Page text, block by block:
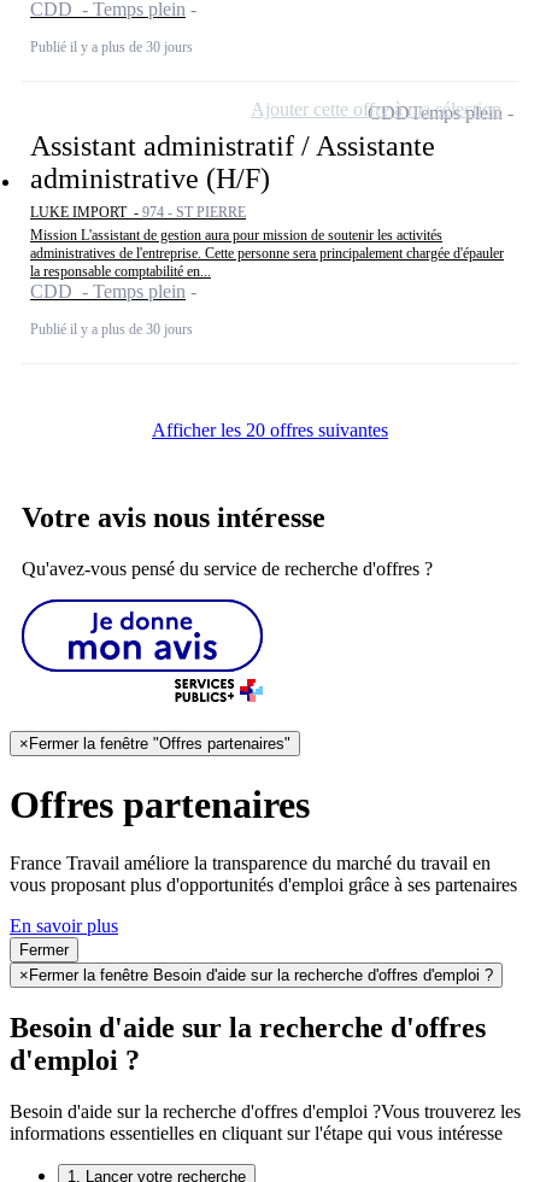
CDD - Temps plein
Publié il y a plus de 30 jours
Assistant administratif / Assistante
administrative (H/F)
LUKE IMPORT - 974 - ST PIERRE
Mission L'assistant de gestion aura pour mission de soutenir les activités
administratives de l'entreprise. Cette personne sera principalement chargée d'épauler
la responsable comptabilité en...
CDD - Temps plein
Publié il y a plus de 30 jours
CDDTemps plein
Ajouter cette offre à ma sélection
Afficher les 20 offres suivantes
Votre avis nous intéresse
Qu'avez-vous pensé du service de recherche d'offres ?
× Fermer la fenêtre "Offres partenaires"
Offres partenaires
France Travail améliore la transparence du marché du travail en
vous proposant plus d'opportunités d'emploi grâce à ses partenaires
En savoir plus
Fermer
× Fermer la fenêtre Besoin d'aide sur la recherche d'offres d'emploi ?
Besoin d'aide sur la recherche d'offres
d'emploi ?
Besoin d'aide sur la recherche d'offres d'emploi ?Vous trouverez les
informations essentielles en cliquant sur l'étape qui vous intéresse
1. Lancer votre recherche